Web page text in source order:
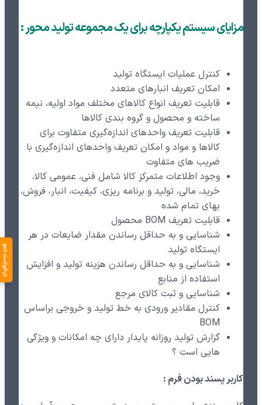
مزایای سیستم یکپارچه برای یک مجموعه تولید محور :
کنترل عملیات ایستگاه تولید
امکان تعریف انبارهای متعدد
قابلیت تعریف انواع کالاهای مختلف مواد اولیه، نیمه
ساخته و محصول و گروه بندی کالاها
قابلیت تعریف واحدهای اندازه‌گیری متفاوت برای
کالاها و مواد و امکان تعریف واحدهای اندازه‌گیری با
ضریب های متفاوت
وجود اطلاعات متمرکز کالا شامل فنی، عمومی کالا،
خرید، مالی، تولید و برنامه ریزی، کیفیت، انبار، فروش،
بهای تمام شده
قابلیت تعریف BOM محصول
شناسایی و به حداقل رساندن مقدار ضایعات در هر
ایستگاه تولید
شناسایی و به حداقل رساندن هزینه تولید و افزایش
استفاده از منابع
شناسایی و ثبت کالای مرجع
کنترل مقادیر ورودی به خط تولید و خروجی براساس
BOM
گزارش تولید روزانه پایدار دارای چه امکانات و ویژگی
هایی است ؟
کاربر پسند بودن فرم :
درخواست دمو